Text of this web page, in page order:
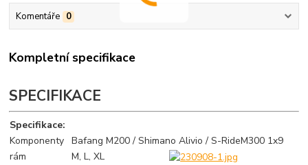
Komentáře 0
Kompletní specifikace
SPECIFIKACE
Specifikace:
Komponenty Bafang M200 / Shimano Alivio / S-RideM300 1x9
rám
M, L, XL